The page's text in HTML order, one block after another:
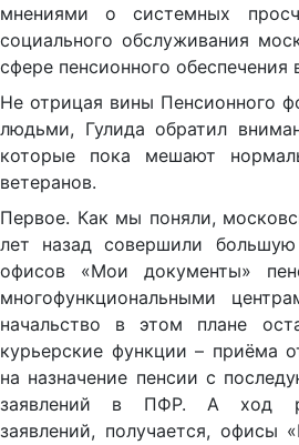
мнениями о системных
социального обслуживания
сфере пенсионного обеспечения
Не отрицая вины Пенсионного
людьми, Гулида обратил
которые пока мешают
ветеранов.
Первое. Как мы поняли,
лет назад совершили
офисов «Мои документы»
многофункциональными
начальство в этом плане
курьерские функции – приёма
на назначение пенсии с
заявлений в ПФР. А ход
заявлений, получается, офисы